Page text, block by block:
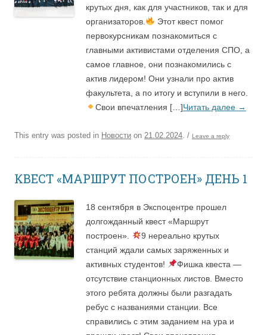
крутых дня, как для участников, так и для
организаторов.
Этот квест помог
первокурсникам познакомиться с
главными активистами отделения СПО, а
самое главное, они познакомились с
актив лидером! Они узнали про актив
факультета, а по итогу и вступили в него.
Свои впечатления […]Читать далее →
This entry was posted in Новости on 21.02.2024 / Leave a reply
КВЕСТ «МАРШРУТ ПОСТРОЕН» ДЕНЬ 1
18 сентября в Экспоцентре прошел
долгожданный квест «Маршрут
построен».
9 нереально крутых
станций ждали самых заряженных и
активных студентов!
Фишка квеста —
отсутствие станционных листов. Вместо
этого ребята должны были разгадать
ребус с названиями станции. Все
справились с этим заданием на ура и